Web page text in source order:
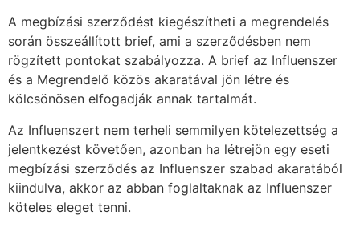
A megbízási szerződést kiegészítheti a megrendelés
során összeállított brief, ami a szerződésben nem
rögzített pontokat szabályozza. A brief az Influenszer
és a Megrendelő közös akaratával jön létre és
kölcsönösen elfogadják annak tartalmát.
Az Influenszert nem terheli semmilyen kötelezettség a
jelentkezést követően, azonban ha létrejön egy eseti
megbízási szerződés az Influenszer szabad akaratából
kiindulva, akkor az abban foglaltaknak az Influenszer
köteles eleget tenni.